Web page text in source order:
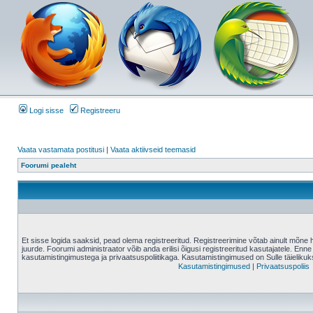
Logi sisse Registreeru
Vaata vastamata postitusi | Vaata aktiivseid teemasid
Foorumi pealeht
Et sisse logida saaksid, pead olema registreeritud. Registreerimine võtab ainult mõne
juurde. Foorumi administraator võib anda erilisi õigusi registreeritud kasutajatele.
kasutamistingimustega ja privaatsuspoliitikaga. Kasutamistingimused on Sulle
Kasutamistingimused| Privaatsuspoliis